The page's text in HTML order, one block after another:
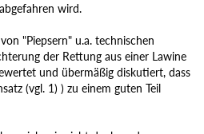
wird.
"Piepsern" u.a. technischen
der Rettung aus einer Lawine
und übermäßig diskutiert, dass
(vgl. 1) ) zu einem guten Teil